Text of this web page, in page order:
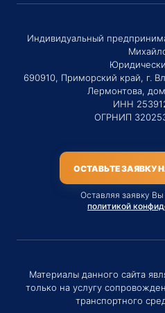
Индивидуальный
690910, Приморский край, г.
Лермонтова,
ИНН
ОГРНИП
ОСТАВЬТЕ ЗАЯВКУ
Оставляя заявку
политикой
Материалы данного сайта
только на услугу
транспортного